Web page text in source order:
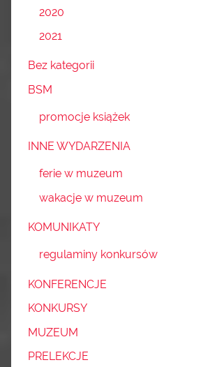
2020
2021
Bez kategorii
BSM
promocje książek
INNE WYDARZENIA
ferie w muzeum
wakacje w muzeum
KOMUNIKATY
regulaminy konkursów
KONFERENCJE
KONKURSY
MUZEUM
PRELEKCJE